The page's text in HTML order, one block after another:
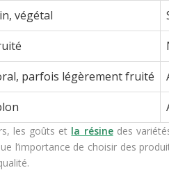
végétal
parfois légèrement fruité
les goûts et la résinedes
l’importance de choisir des